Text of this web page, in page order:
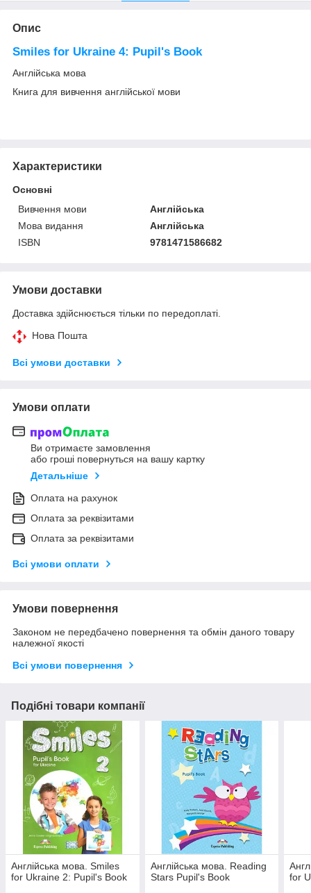
Опис
Smiles for Ukraine 4: Pupil's Book
Англійська мова
Книга для вивчення англійської мови
Характеристики
Основні
Вивчення мови
Англійська
Мова видання
Англійська
ISBN
9781471586682
Умови доставки
Доставка здійснюється тільки по передоплаті.
Нова Пошта
Всі умови доставки
Умови оплати
Ви отримаєте замовлення
або гроші повернуться на вашу картку
Детальніше
Оплата на рахунок
Оплата за реквізитами
Оплата за реквізитами
Всі умови оплати
Умови повернення
Законом не передбачено повернення та обмін даного товару
належної якості
Всі умови повернення
Подібні товари компанії
Англійська мова. Smiles
for Ukraine 2: Pupil's Book
Англійська мова. Reading
Stars Pupil's Book
for